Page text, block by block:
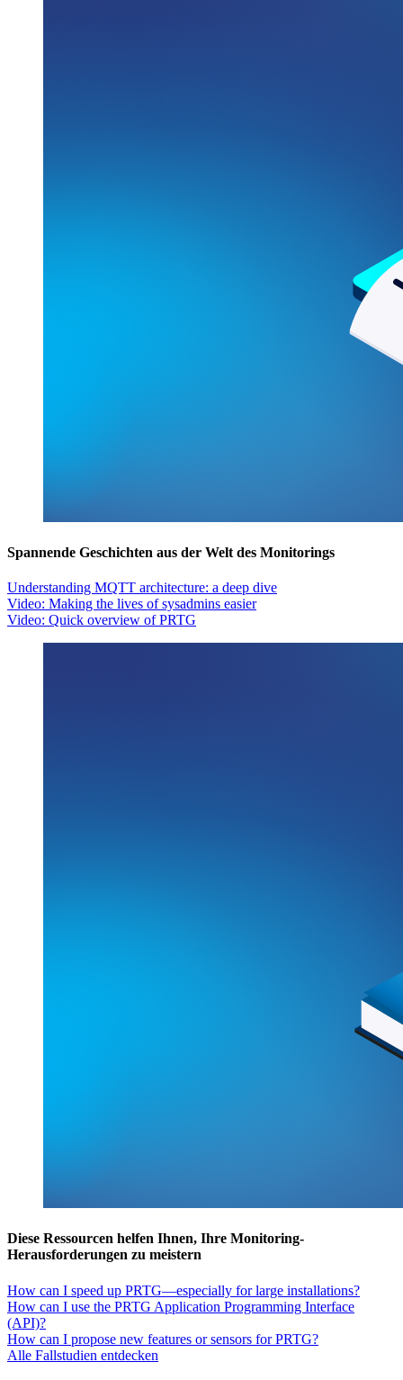
Spannende Geschichten aus der Welt des Monitorings
Understanding MQTT architecture: a deep dive
Video: Making the lives of sysadmins easier
Video: Quick overview of PRTG
Diese Ressourcen helfen Ihnen, Ihre Monitoring-
Herausforderungen zu meistern
How can I speed up PRTG—especially for large installations?
How can I use the PRTG Application Programming Interface
(API)?
How can I propose new features or sensors for PRTG?
Alle Fallstudien entdecken